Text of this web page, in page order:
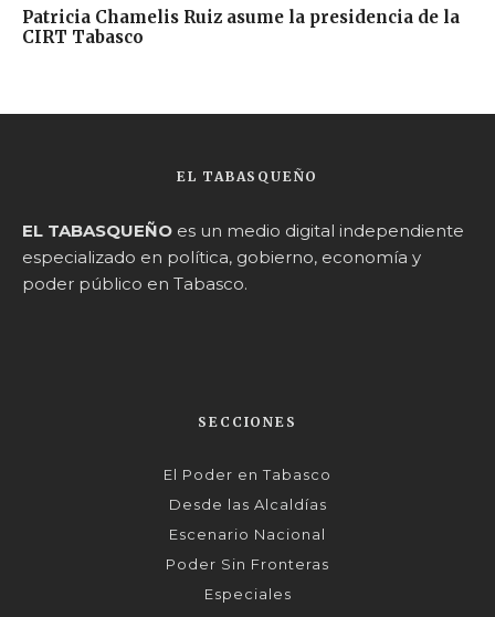
Patricia Chamelis Ruiz asume la presidencia de la
CIRT Tabasco
EL TABASQUEÑO
EL TABASQUEÑO es un medio digital independiente
especializado en política, gobierno, economía y
poder público en Tabasco.
SECCIONES
El Poder en Tabasco
Desde las Alcaldías
Escenario Nacional
Poder Sin Fronteras
Especiales